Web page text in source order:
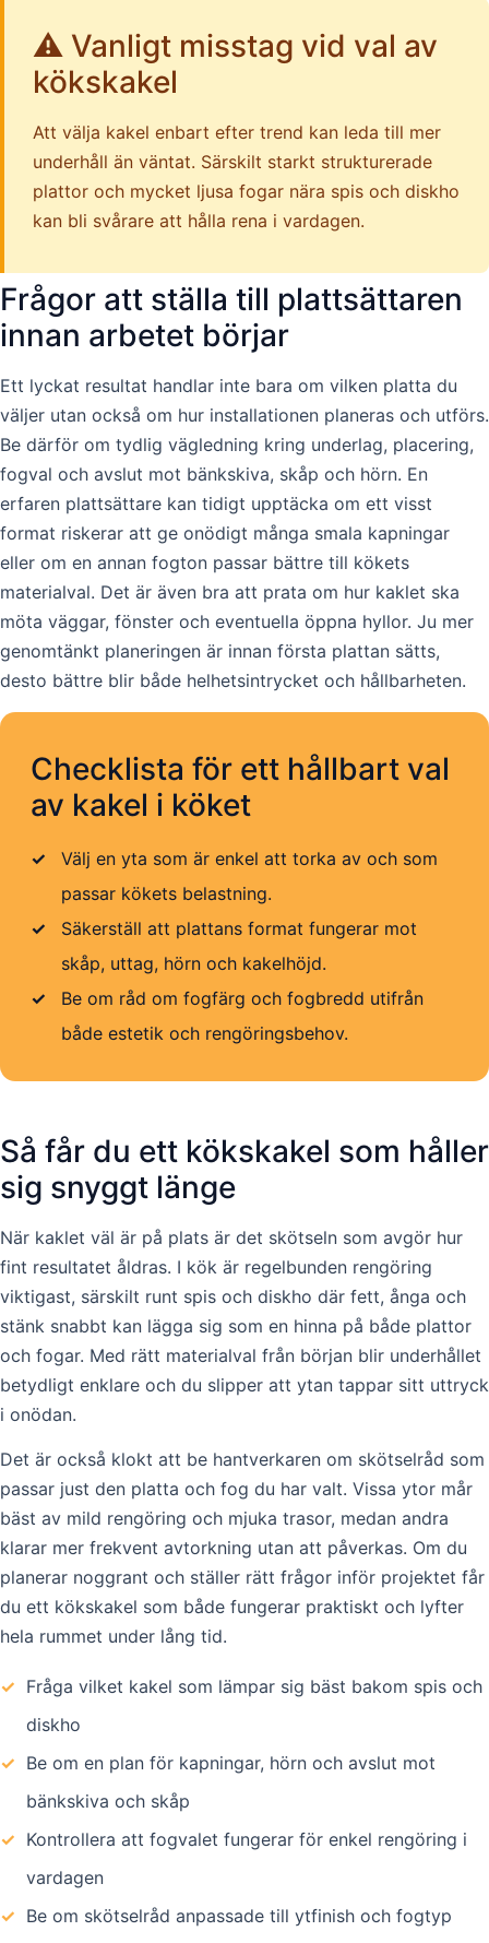
⚠️ Vanligt misstag vid val av
kökskakel
Att välja kakel enbart efter trend kan leda till mer
underhåll än väntat. Särskilt starkt strukturerade
plattor och mycket ljusa fogar nära spis och diskho
kan bli svårare att hålla rena i vardagen.
Frågor att ställa till plattsättaren
innan arbetet börjar
Ett lyckat resultat handlar inte bara om vilken platta du
väljer utan också om hur installationen planeras och utförs.
Be därför om tydlig vägledning kring underlag, placering,
fogval och avslut mot bänkskiva, skåp och hörn. En
erfaren plattsättare kan tidigt upptäcka om ett visst
format riskerar att ge onödigt många smala kapningar
eller om en annan fogton passar bättre till kökets
materialval. Det är även bra att prata om hur kaklet ska
möta väggar, fönster och eventuella öppna hyllor. Ju mer
genomtänkt planeringen är innan första plattan sätts,
desto bättre blir både helhetsintrycket och hållbarheten.
Checklista för ett hållbart val
av kakel i köket
✓
Välj en yta som är enkel att torka av och som
passar kökets belastning.
✓
Säkerställ att plattans format fungerar mot
skåp, uttag, hörn och kakelhöjd.
✓
Be om råd om fogfärg och fogbredd utifrån
både estetik och rengöringsbehov.
Så får du ett kökskakel som håller
sig snyggt länge
När kaklet väl är på plats är det skötseln som avgör hur
fint resultatet åldras. I kök är regelbunden rengöring
viktigast, särskilt runt spis och diskho där fett, ånga och
stänk snabbt kan lägga sig som en hinna på både plattor
och fogar. Med rätt materialval från början blir underhållet
betydligt enklare och du slipper att ytan tappar sitt uttryck
i onödan.
Det är också klokt att be hantverkaren om skötselråd som
passar just den platta och fog du har valt. Vissa ytor mår
bäst av mild rengöring och mjuka trasor, medan andra
klarar mer frekvent avtorkning utan att påverkas. Om du
planerar noggrant och ställer rätt frågor inför projektet får
du ett kökskakel som både fungerar praktiskt och lyfter
hela rummet under lång tid.
✓ Fråga vilket kakel som lämpar sig bäst bakom spis och
diskho
✓ Be om en plan för kapningar, hörn och avslut mot
bänkskiva och skåp
✓ Kontrollera att fogvalet fungerar för enkel rengöring i
vardagen
✓ Be om skötselråd anpassade till ytfinish och fogtyp